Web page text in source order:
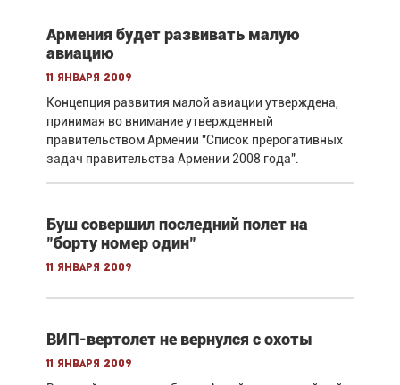
Армения будет развивать малую
авиацию
11 января 2009
Концепция развития малой авиации утверждена,
принимая во внимание утвержденный
правительством Армении "Список прерогативных
задач правительства Армении 2008 года".
Буш совершил последний полет на
"борту номер один"
11 января 2009
ВИП-вертолет не вернулся с охоты
11 января 2009